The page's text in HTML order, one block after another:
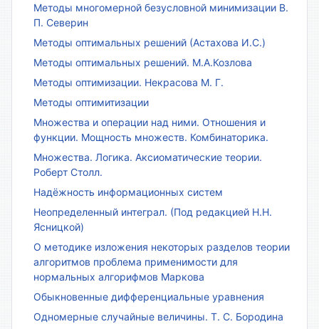
Методы многомерной безусловной минимизации В.
П. Северин
Методы оптимальных решений (Астахова И.С.)
Методы оптимальных решений. М.А.Козлова
Методы оптимизации. Некрасова М. Г.
Методы оптимитизации
Множества и операции над ними. Отношения и
функции. Мощность множеств. Комбинаторика.
Множества. Логика. Аксиоматические теории.
Роберт Столл.
Надёжность информационных систем
Неопределенный интеграл. (Под редакцией Н.Н.
Ясницкой)
О методике изложения некоторых разделов теории
алгоритмов проблема применимости для
нормальных алгорифмов Маркова
Обыкновенные дифференциальные уравнения
Одномерные случайные величины. Т. С. Бородина